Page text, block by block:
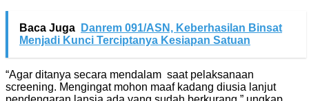
Baca Juga
Danrem 091/ASN, Keberhasilan Binsat
Menjadi Kunci Terciptanya Kesiapan Satuan
“Agar ditanya secara mendalam saat pelaksanaan
screening. Mengingat mohon maaf kadang diusia lanjut